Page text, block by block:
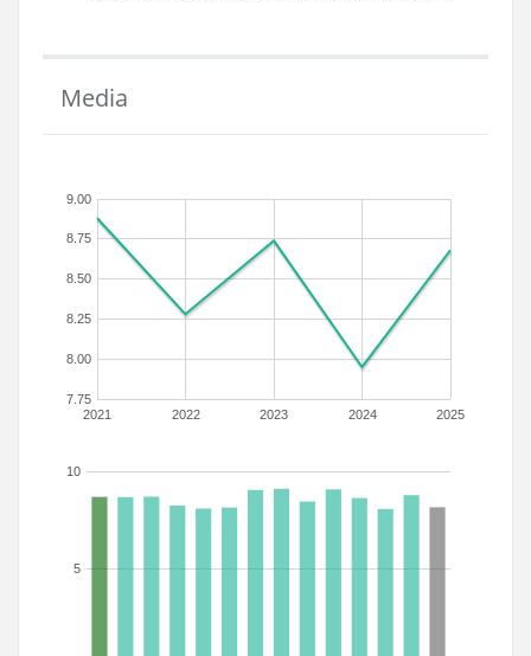
Media
2021 2022 2023 2024 2025
7.75
8.00
8.25
8.50
8.75
9.00
5
10